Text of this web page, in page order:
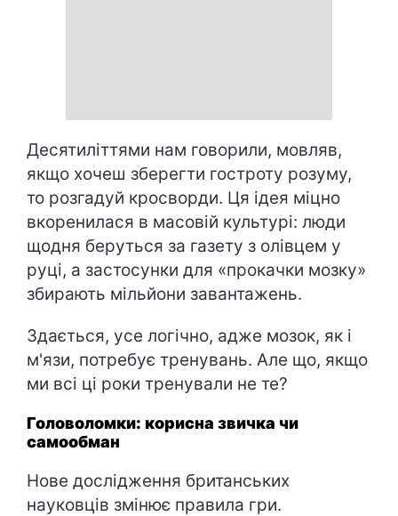
Десятиліттями нам говорили, мовляв,
якщо хочеш зберегти гостроту розуму,
то розгадуй кросворди. Ця ідея міцно
вкоренилася в масовій культурі: люди
щодня беруться за газету з олівцем у
руці, а застосунки для «прокачки мозку»
збирають мільйони завантажень.
Здається, усе логічно, адже мозок, як і
м'язи, потребує тренувань. Але що, якщо
ми всі ці роки тренували не те?
Головоломки: корисна звичка чи
самообман
Нове дослідження британських
науковців змінює правила гри.